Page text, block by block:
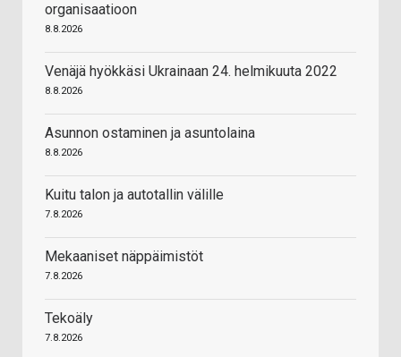
organisaatioon
8.8.2026
Venäjä hyökkäsi Ukrainaan 24. helmikuuta 2022
8.8.2026
Asunnon ostaminen ja asuntolaina
8.8.2026
Kuitu talon ja autotallin välille
7.8.2026
Mekaaniset näppäimistöt
7.8.2026
Tekoäly
7.8.2026